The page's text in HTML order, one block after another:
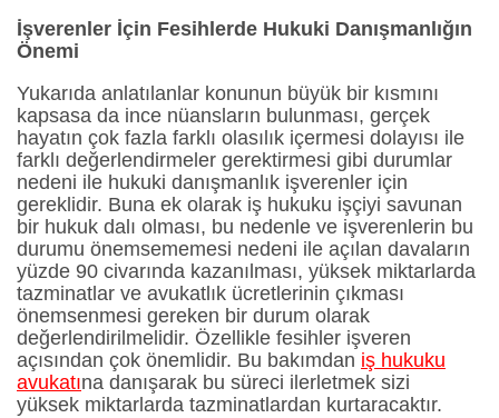
İşverenler İçin Fesihlerde Hukuki Danışmanlığın
Önemi
Yukarıda anlatılanlar konunun büyük bir kısmını
kapsasa da ince nüansların bulunması, gerçek
hayatın çok fazla farklı olasılık içermesi dolayısı ile
farklı değerlendirmeler gerektirmesi gibi durumlar
nedeni ile hukuki danışmanlık işverenler için
gereklidir. Buna ek olarak iş hukuku işçiyi savunan
bir hukuk dalı olması, bu nedenle ve işverenlerin bu
durumu önemsememesi nedeni ile açılan davaların
yüzde 90 civarında kazanılması, yüksek miktarlarda
tazminatlar ve avukatlık ücretlerinin çıkması
önemsenmesi gereken bir durum olarak
değerlendirilmelidir. Özellikle fesihler işveren
açısından çok önemlidir. Bu bakımdan iş hukuku
avukatına danışarak bu süreci ilerletmek sizi
yüksek miktarlarda tazminatlardan kurtaracaktır.